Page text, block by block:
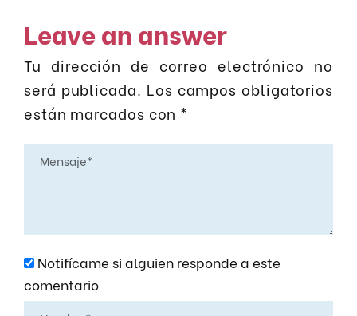
Leave an answer
Tu dirección de correo electrónico no
será publicada. Los campos obligatorios
están marcados con *
Notifícame si alguien responde a este
comentario